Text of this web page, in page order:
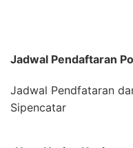
Jadwal Pendaftaran
Jadwal Pendfataran
Sipencatar